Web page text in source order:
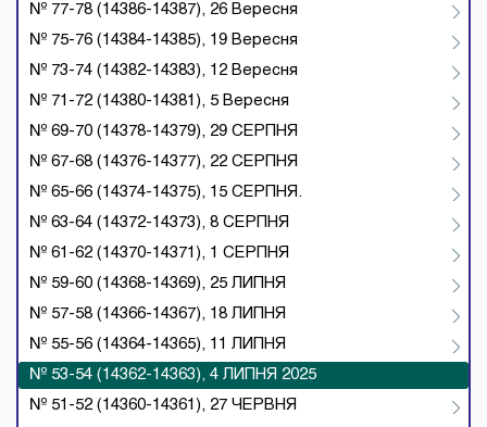
№ 77-78 (14386-14387), 26 Вересня
№ 75-76 (14384-14385), 19 Вересня
№ 73-74 (14382-14383), 12 Вересня
№ 71-72 (14380-14381), 5 Вересня
№ 69-70 (14378-14379), 29 СЕРПНЯ
№ 67-68 (14376-14377), 22 СЕРПНЯ
№ 65-66 (14374-14375), 15 СЕРПНЯ.
№ 63-64 (14372-14373), 8 СЕРПНЯ
№ 61-62 (14370-14371), 1 СЕРПНЯ
№ 59-60 (14368-14369), 25 ЛИПНЯ
№ 57-58 (14366-14367), 18 ЛИПНЯ
№ 55-56 (14364-14365), 11 ЛИПНЯ
№ 53-54 (14362-14363), 4 ЛИПНЯ 2025
№ 51-52 (14360-14361), 27 ЧЕРВНЯ